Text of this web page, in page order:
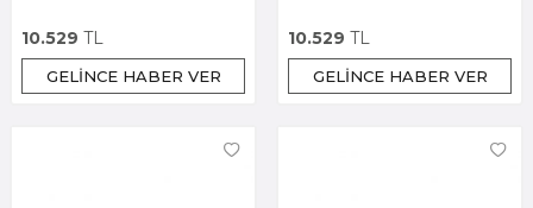
10.529 TL
GELINCE HABER VER
10.529 TL
GELINCE HABER VER